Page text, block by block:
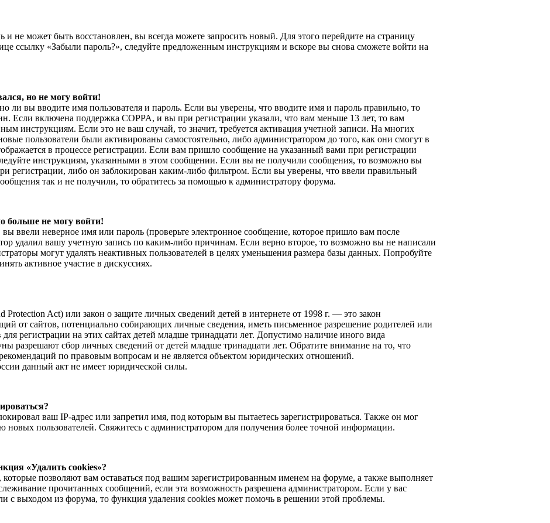
не может быть восстановлен, вы всегда можете запросить новый. Для этого перейдите на страницу
ссылку «Забыли пароль?», следуйте предложенным инструкциям и вскоре вы снова сможете войти на
но не могу войти!
ли вы вводите имя пользователя и пароль. Если вы уверены, что вводите имя и пароль правильно, то
Если включена поддержка COPPA, и вы при регистрации указали, что вам меньше 13 лет, то вам
инструкциям. Если это не ваш случай, то значит, требуется активация учетной записи. На многих
пользователи были активированы самостоятельно, либо администратором до того, как они смогут в
в процессе регистрации. Если вам пришло сообщение на указанный вами при регистрации
инструкциям, указанными в этом сообщении. Если вы не получили сообщения, то возможно вы
регистрации, либо он заблокирован каким-либо фильтром. Если вы уверены, что ввели правильный
так и не получили, то обратитесь за помощью к администратору форума.
больше не могу войти!
ввели неверное имя или пароль (проверьте электронное сообщение, которое пришло вам после
удалил вашу учетную запись по каким-либо причинам. Если верно второе, то возможно вы не написали
могут удалять неактивных пользователей в целях уменьшения размера базы данных. Попробуйте
активное участие в дискуссиях.
Protection Act) или закон о защите личных сведений детей в интернете от 1998 г. — это закон
от сайтов, потенциально собирающих личные сведения, иметь письменное разрешение родителей или
регистрации на этих сайтах детей младше тринадцати лет. Допустимо наличие иного вида
разрешают сбор личных сведений от детей младше тринадцати лет. Обратите внимание на то, что
по правовым вопросам и не является объектом юридических отношений.
данный акт не имеет юридической силы.
ваш IP-адрес или запретил имя, под которым вы пытаетесь зарегистрироваться. Также он мог
новых пользователей. Свяжитесь с администратором для получения более точной информации.
«Удалить cookies»?
позволяют вам оставаться под вашим зарегистрированным именем на форуме, а также выполняет
прочитанных сообщений, если эта возможность разрешена администратором. Если у вас
с выходом из форума, то функция удаления cookies может помочь в решении этой проблемы.